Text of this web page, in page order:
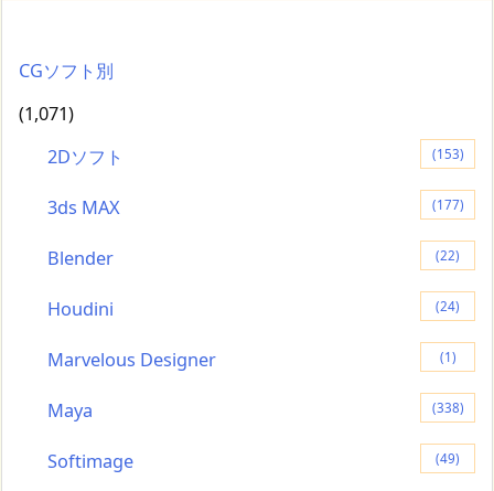
CGソフト別
(1,071)
2Dソフト
(153)
3ds MAX (177)
Blender (22)
Houdini (24)
Marvelous Designer (1)
Maya (338)
Softimage (49)